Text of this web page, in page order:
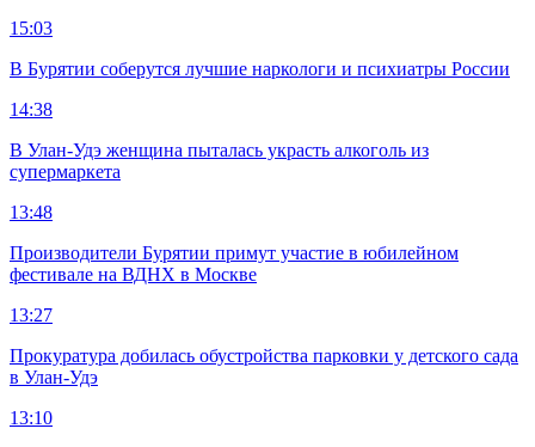
15:03
В Бурятии соберутся лучшие наркологи и психиатры России
14:38
В Улан-Удэ женщина пыталась украсть алкоголь из
супермаркета
13:48
Производители Бурятии примут участие в юбилейном
фестивале на ВДНХ в Москве
13:27
Прокуратура добилась обустройства парковки у детского сада
в Улан-Удэ
13:10